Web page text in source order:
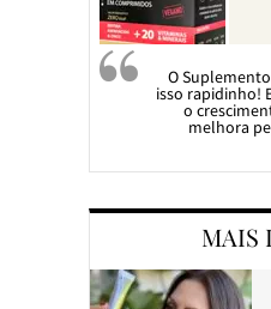
O
isso rapidinho!
o
melhora
MAIS